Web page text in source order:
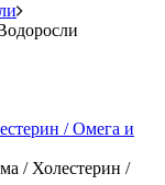
/ Омега и
/ Холестерин /